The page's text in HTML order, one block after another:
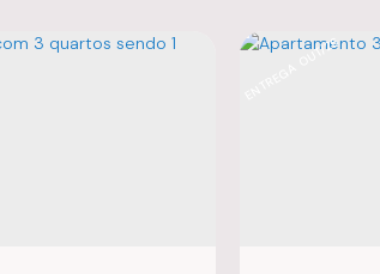
ENTREGA OUT/26